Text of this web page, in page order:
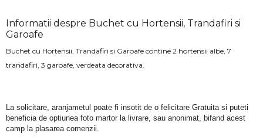
Informatii despre Buchet cu Hortensii, Trandafiri si
Garoafe
Buchet cu Hortensii, Trandafiri si Garoafe contine 2 hortensii albe, 7
trandafiri, 3 garoafe, verdeata decorativa.
La solicitare, aranjametul poate fi insotit de o felicitare Gratuita si puteti
beneficia de optiunea foto martor la livrare, sau anonimat, bifand acest
camp la plasarea comenzii.